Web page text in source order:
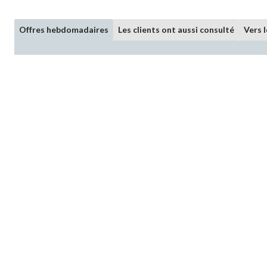
Offres hebdomadaires Les clients ont aussi consulté Vers